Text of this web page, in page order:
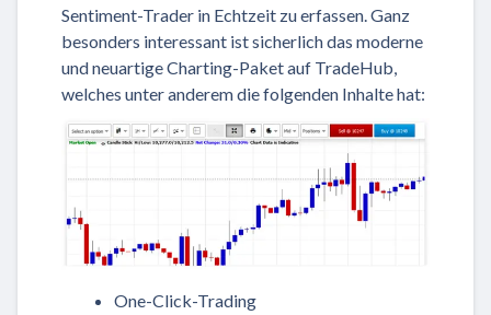
Sentiment-Trader in Echtzeit zu erfassen. Ganz
besonders interessant ist sicherlich das moderne
und neuartige Charting-Paket auf TradeHub,
welches unter anderem die folgenden Inhalte hat:
One-Click-Trading